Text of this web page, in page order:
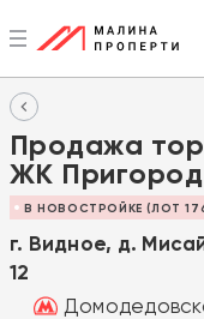
Продажа
ЖК
В НОВОСТРОЙКЕ (ЛОТ
г. Видное, д.
12